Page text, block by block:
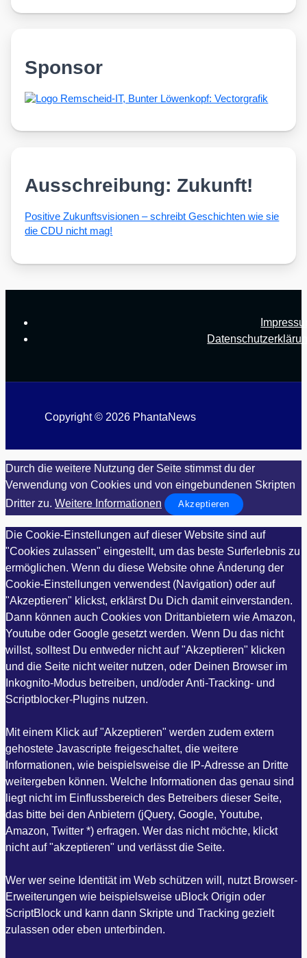
Sponsor
Ausschreibung: Zukunft!
Posi­ti­ve Zukunfts­vi­sio­nen – schreibt Geschich­ten wie sie
die CDU nicht mag!
Copyright © 2026 PhantaNews
Durch die weitere Nutzung der Seite stimmst du der
Verwendung von Cookies und von eingebundenen Skripten
Dritter zu. Weitere Informationen Akzeptieren
Die Cookie-Einstellungen auf dieser Website sind auf
"Cookies zulassen" eingestellt, um das beste Surferlebnis zu
ermöglichen. Wenn du diese Website ohne Änderung der
Cookie-Einstellungen verwendest (Navigation) oder auf
"Akzeptieren" klickst, erklärst Du Dich damit einverstanden.
Dann können auch Cookies von Drittanbietern wie Amazon,
Youtube oder Google gesetzt werden. Wenn Du das nicht
willst, solltest Du entweder nicht auf "Akzeptieren" klicken
und die Seite nicht weiter nutzen, oder Deinen Browser im
Inkognito-Modus betreiben, und/oder Anti-Tracking- und
Scriptblocker-Plugins nutzen.
Mit einem Klick auf "Akzeptieren" werden zudem extern
gehostete Javascripte freigeschaltet, die weitere
Informationen, wie beispielsweise die IP-Adresse an Dritte
weitergeben können. Welche Informationen das genau sind
liegt nicht im Einflussbereich des Betreibers dieser Seite,
das bitte bei den Anbietern (jQuery, Google, Youtube,
Amazon, Twitter *) erfragen. Wer das nicht möchte, klickt
nicht auf "akzeptieren" und verlässt die Seite.
Wer wer seine Identität im Web schützen will, nutzt Browser-
Erweiterungen wie beispielsweise uBlock Origin oder
ScriptBlock und kann dann Skripte und Tracking gezielt
zulassen oder eben unterbinden.